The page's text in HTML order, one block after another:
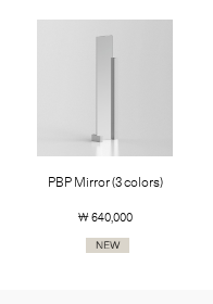
PBP Mirror (3 colors)
￦ 640,000